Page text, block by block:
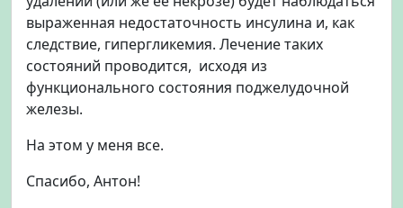
выраженная недостаточность инсулина и, как
следствие, гипергликемия. Лечение таких
состояний проводится, исходя из
функционального состояния поджелудочной
железы.
На этом у меня все.
Спасибо, Антон!